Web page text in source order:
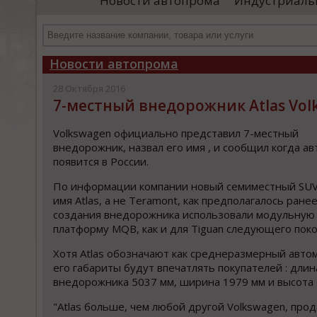
департамента продаж и контрактации
Новости автопрома
28 Октября 2016
7-местный внедорожник Atlas
Volkswagen официально представил 7-местный
внедорожник, назвал его имя , и сообщил когда
появится в России.
По информации компании новый семиместный
имя Atlas, а не Teramont, как предполагалось
создания внедорожника использовали модульную
платформу MQB, как и для Tiguan следующего
Хотя Atlas обозначают как среднеразмерный
его габариты будут впечатлять покупателей :
внедорожника 5037 мм, ширина 1979 мм и высота
"Atlas больше, чем любой другой Volkswagen,